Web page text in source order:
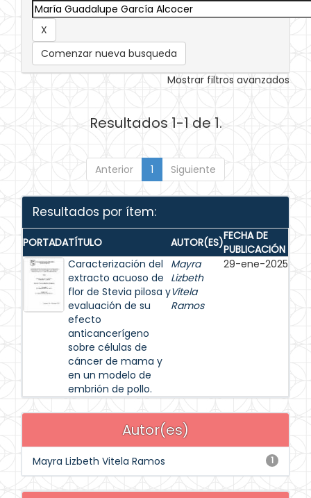
Comenzar nueva busqueda
Mostrar filtros avanzados
Resultados 1-1 de 1.
Anterior 1 Siguiente
Resultados por ítem:
PORTADATÍTULO AUTOR(ES)FECHA DE
PUBLICACIÓN
Caracterización del
extracto acuoso de
flor de Stevia pilosa y
evaluación de su
efecto
anticancerígeno
sobre células de
cáncer de mama y
en un modelo de
embrión de pollo.
Mayra
Lizbeth
Vitela
Ramos
29-ene-2025
Autor(es)
1
Mayra Lizbeth Vitela Ramos